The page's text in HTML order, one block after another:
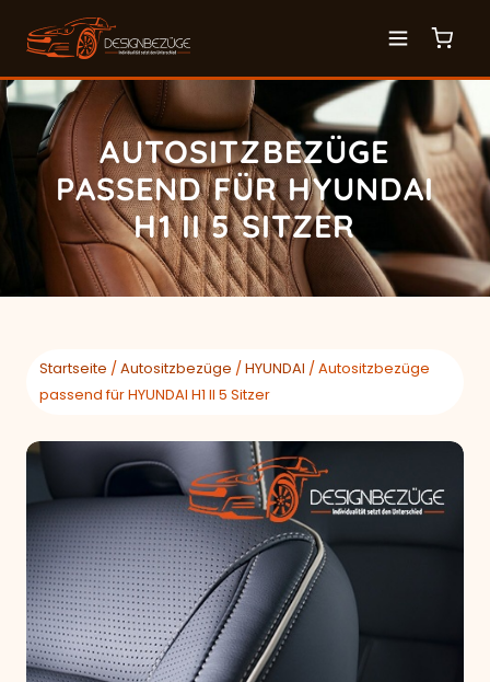
AUTOSITZBEZÜGE
PASSEND FÜR HYUNDAI
H1 II 5 SITZER
Startseite /Autositzbezüge /HYUNDAI / Autositzbezüge
passend für HYUNDAI H1 II 5 Sitzer